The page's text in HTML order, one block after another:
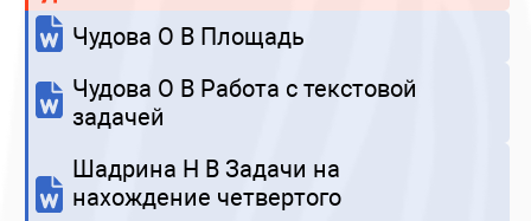
Чудова О В Площадь
Чудова О В Работа с текстовой
задачей
Шадрина Н В Задачи на
нахождение четвертого